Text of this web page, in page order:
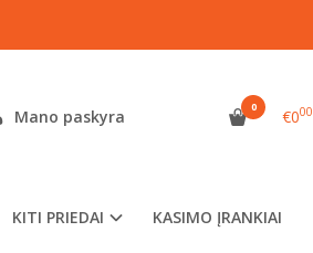
Mano paskyra 0 €000
KITI PRIEDAI KASIMO ĮRANKIAI